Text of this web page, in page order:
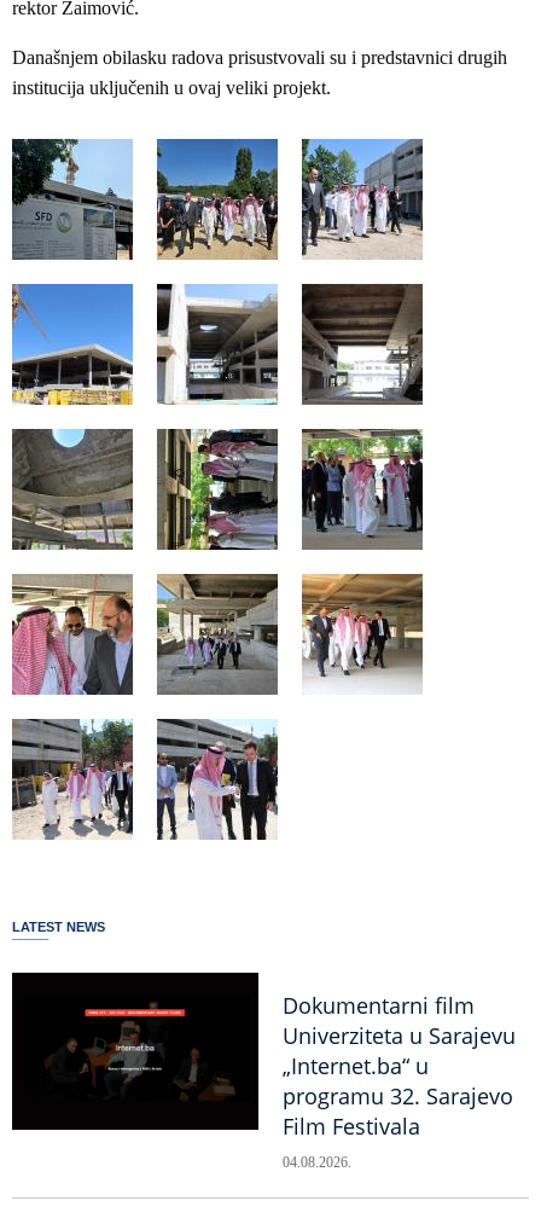
rektor Zaimović.
Današnjem obilasku radova prisustvovali su i predstavnici drugih
institucija uključenih u ovaj veliki projekt.
LATEST NEWS
Dokumentarni film
Univerziteta u Sarajevu
„Internet.ba“ u
programu 32. Sarajevo
Film Festivala
04.08.2026.